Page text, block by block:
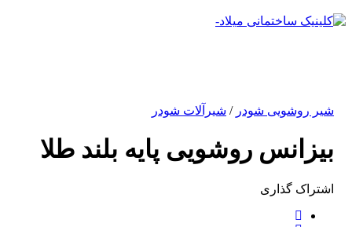
شیر روشویی شودر/شیرآلات شودر
بیزانس روشویی پایه بلند طلا
اشتراک ‌گذاری